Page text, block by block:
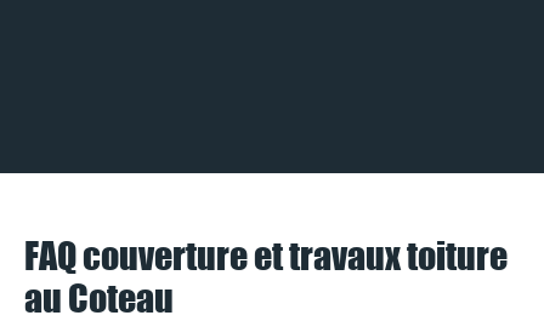
FAQ couverture et travaux toiture
au Coteau